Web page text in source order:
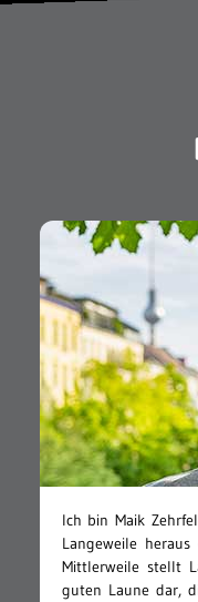
Ich bin Maik
Langeweile
Mittlerweile stellt
guten Laune dar,